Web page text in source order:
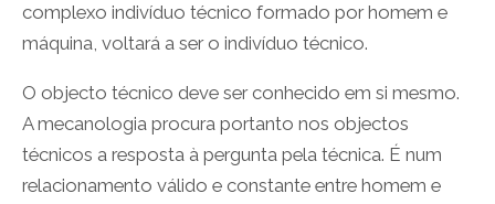
complexo indivíduo técnico formado por homem e
máquina, voltará a ser o indivíduo técnico.
O objecto técnico deve ser conhecido em si mesmo.
A mecanologia procura portanto nos objectos
técnicos a resposta à pergunta pela técnica. É num
relacionamento válido e constante entre homem e